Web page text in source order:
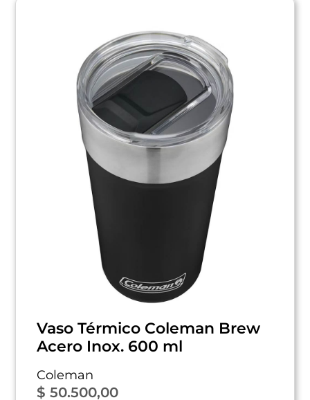
Vaso Térmico Coleman Brew
Acero Inox. 600 ml
Coleman
$ 50.500,00